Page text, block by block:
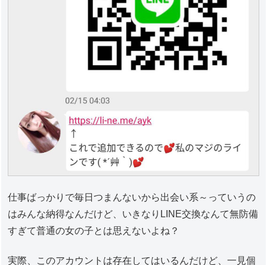
仕事ばっかりで毎日つまんないから出会い系～っていうの
はみんな納得なんだけど、いきなりLINE交換なんて無防備
すぎて普通の女の子とは思えないよね？
実際、このアカウントは存在してはいるんだけど、一見個